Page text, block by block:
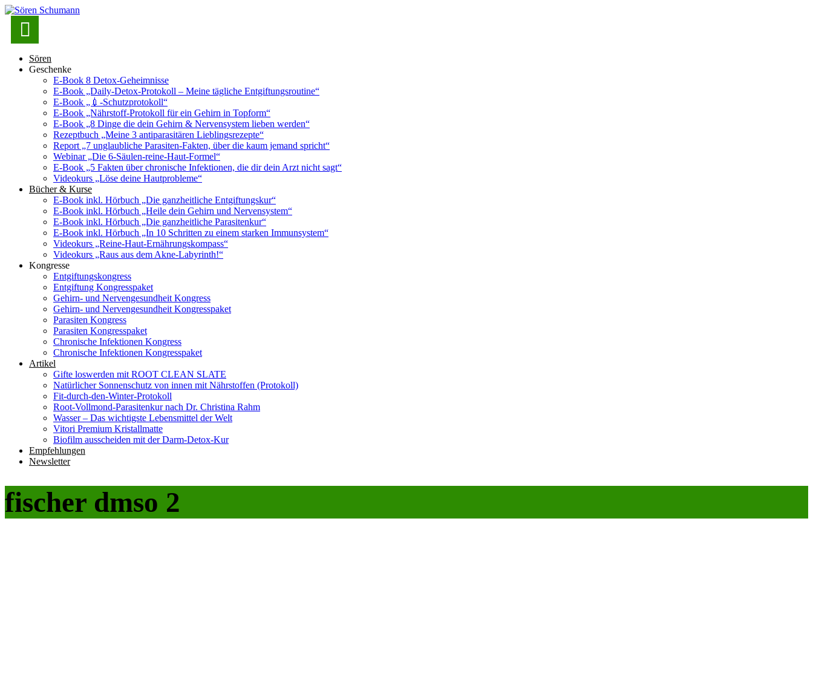

Sören
Geschenke
E-Book 8 Detox-Geheimnisse
E-Book „Daily-Detox-Protokoll – Meine tägliche Entgiftungsroutine“
E-Book „💉-Schutzprotokoll“
E-Book „Nährstoff-Protokoll für ein Gehirn in Topform“
E-Book „8 Dinge die dein Gehirn & Nervensystem lieben werden“
Rezeptbuch „Meine 3 antiparasitären Lieblingsrezepte“
Report „7 unglaubliche Parasiten-Fakten, über die kaum jemand spricht“
Webinar „Die 6-Säulen-reine-Haut-Formel“
E-Book „5 Fakten über chronische Infektionen, die dir dein Arzt nicht sagt“
Videokurs „Löse deine Hautprobleme“
Bücher & Kurse
E-Book inkl. Hörbuch „Die ganzheitliche Entgiftungskur“
E-Book inkl. Hörbuch „Heile dein Gehirn und Nervensystem“
E-Book inkl. Hörbuch „Die ganzheitliche Parasitenkur“
E-Book inkl. Hörbuch „In 10 Schritten zu einem starken Immunsystem“
Videokurs „Reine-Haut-Ernährungskompass“
Videokurs „Raus aus dem Akne-Labyrinth!“
Kongresse
Entgiftungskongress
Entgiftung Kongresspaket
Gehirn- und Nervengesundheit Kongress
Gehirn- und Nervengesundheit Kongresspaket
Parasiten Kongress
Parasiten Kongresspaket
Chronische Infektionen Kongress
Chronische Infektionen Kongresspaket
Artikel
Gifte loswerden mit ROOT CLEAN SLATE
Natürlicher Sonnenschutz von innen mit Nährstoffen (Protokoll)
Fit-durch-den-Winter-Protokoll
Root-Vollmond-Parasitenkur nach Dr. Christina Rahm
Wasser – Das wichtigste Lebensmittel der Welt
Vitori Premium Kristallmatte
Biofilm ausscheiden mit der Darm-Detox-Kur
Empfehlungen
Newsletter
fischer dmso 2